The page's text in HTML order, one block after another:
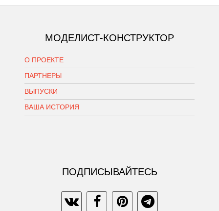
МОДЕЛИСТ-КОНСТРУКТОР
О ПРОЕКТЕ
ПАРТНЕРЫ
ВЫПУСКИ
ВАША ИСТОРИЯ
ПОДПИСЫВАЙТЕСЬ